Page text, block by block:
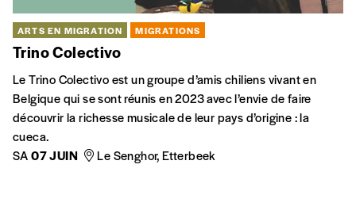
ARTS EN MIGRATION MIGRATIONS
Trino Colectivo
Le Trino Colectivo est un groupe d’amis chiliens vivant en
Belgique qui se sont réunis en 2023 avec l’envie de faire
découvrir la richesse musicale de leur pays d’origine : la
cueca.
SA07 JUIN Le Senghor, Etterbeek